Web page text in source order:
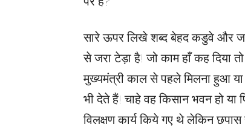
सारे ऊपर लिखे शब्द बेहद कडुवे और
से जरा टेड़ा है! जो काम हाँ कह दिया
मुख्यमंत्री काल से पहले मिलना हुआ
भी देते हैं! चाहे वह किसान भवन हो या
विलक्षण कार्य किये गए थे लेकिन